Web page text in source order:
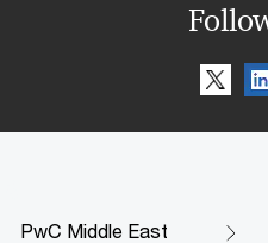
PwC Middle East